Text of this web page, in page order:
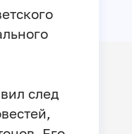
след